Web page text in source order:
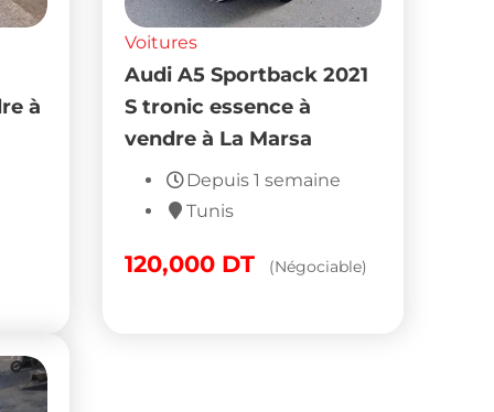
à
Voitures
Audi A5 Sportback 2021
S tronic essence à
vendre à La Marsa
Depuis 1 semaine
Tunis
120,000 DT (Négociable)